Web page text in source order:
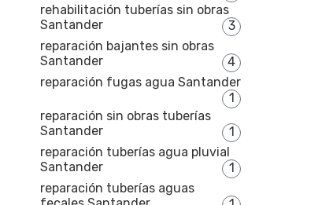
rehabilitación tuberías sin obras
Santander
3
reparación bajantes sin obras
Santander
4
reparación fugas agua Santander
1
reparación sin obras tuberías
Santander
1
reparación tuberías agua pluvial
Santander
1
reparación tuberías aguas